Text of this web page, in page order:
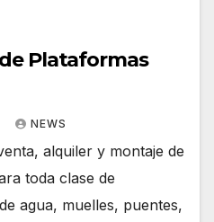
Plataformas
NEWS
alquiler y montaje de
toda clase de
agua, muelles, puentes,